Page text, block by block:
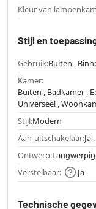
Kleur van
Stijl en
Gebruik:Buiten ,
Kamer:
Buiten , Badkamer ,
Universeel ,
Stijl:Modern
Aan-uitschakelaar:Ja
Ontwerp:
Verstelbaar:
Ja
Technische